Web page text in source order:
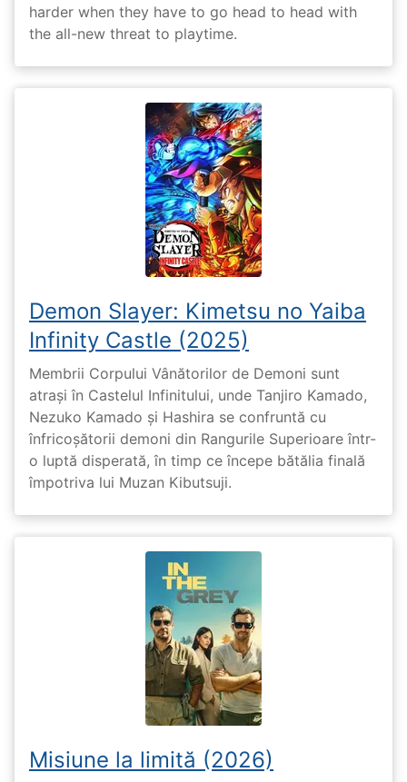
harder when they have to go head to head with
the all-new threat to playtime.
Demon Slayer: Kimetsu no Yaiba
Infinity Castle (2025)
Membrii Corpului Vânătorilor de Demoni sunt
atrași în Castelul Infinitului, unde Tanjiro Kamado,
Nezuko Kamado și Hashira se confruntă cu
înfricoșătorii demoni din Rangurile Superioare într-
o luptă disperată, în timp ce începe bătălia finală
împotriva lui Muzan Kibutsuji.
Misiune la limită (2026)